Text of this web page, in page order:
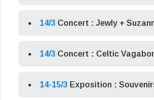
14/3 Concert : Jewly +
14/3 Concert : Celtic
14-15/3 Exposition :